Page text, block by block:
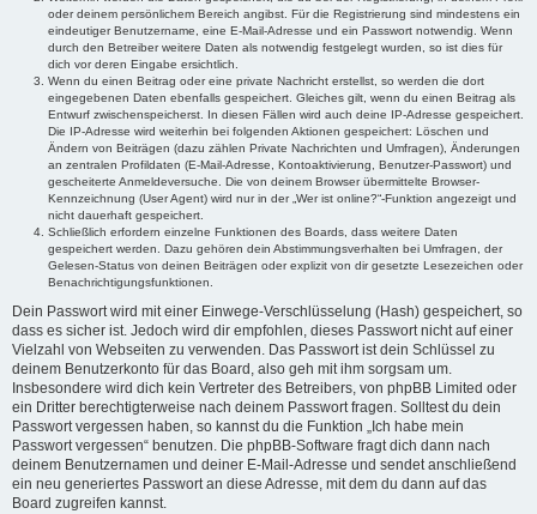
oder deinem persönlichem Bereich angibst. Für die Registrierung sind mindestens ein
eindeutiger Benutzername, eine E-Mail-Adresse und ein Passwort notwendig. Wenn
durch den Betreiber weitere Daten als notwendig festgelegt wurden, so ist dies für
dich vor deren Eingabe ersichtlich.
Wenn du einen Beitrag oder eine private Nachricht erstellst, so werden die dort
eingegebenen Daten ebenfalls gespeichert. Gleiches gilt, wenn du einen Beitrag als
Entwurf zwischenspeicherst. In diesen Fällen wird auch deine IP-Adresse gespeichert.
Die IP-Adresse wird weiterhin bei folgenden Aktionen gespeichert: Löschen und
Ändern von Beiträgen (dazu zählen Private Nachrichten und Umfragen), Änderungen
an zentralen Profildaten (E-Mail-Adresse, Kontoaktivierung, Benutzer-Passwort) und
gescheiterte Anmeldeversuche. Die von deinem Browser übermittelte Browser-
Kennzeichnung (User Agent) wird nur in der „Wer ist online?“-Funktion angezeigt und
nicht dauerhaft gespeichert.
Schließlich erfordern einzelne Funktionen des Boards, dass weitere Daten
gespeichert werden. Dazu gehören dein Abstimmungsverhalten bei Umfragen, der
Gelesen-Status von deinen Beiträgen oder explizit von dir gesetzte Lesezeichen oder
Benachrichtigungsfunktionen.
Dein Passwort wird mit einer Einwege-Verschlüsselung (Hash) gespeichert, so
dass es sicher ist. Jedoch wird dir empfohlen, dieses Passwort nicht auf einer
Vielzahl von Webseiten zu verwenden. Das Passwort ist dein Schlüssel zu
deinem Benutzerkonto für das Board, also geh mit ihm sorgsam um.
Insbesondere wird dich kein Vertreter des Betreibers, von phpBB Limited oder
ein Dritter berechtigterweise nach deinem Passwort fragen. Solltest du dein
Passwort vergessen haben, so kannst du die Funktion „Ich habe mein
Passwort vergessen“ benutzen. Die phpBB-Software fragt dich dann nach
deinem Benutzernamen und deiner E-Mail-Adresse und sendet anschließend
ein neu generiertes Passwort an diese Adresse, mit dem du dann auf das
Board zugreifen kannst.